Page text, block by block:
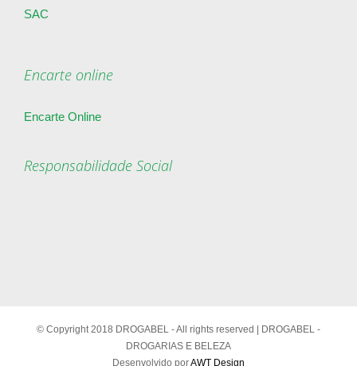
SAC
Encarte online
Encarte Online
Responsabilidade Social
© Copyright 2018 DROGABEL - All rights reserved | DROGABEL -
DROGARIAS E BELEZA
Desenvolvido porAWT Design